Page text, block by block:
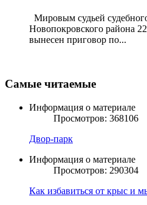
Мировым судьей
Новопокровского района
вынесен приговор по...
Самые читаемые
Информация о материале
Просмотров: 368106
Двор-парк
Информация о материале
Просмотров: 290304
Как избавиться от крыс и